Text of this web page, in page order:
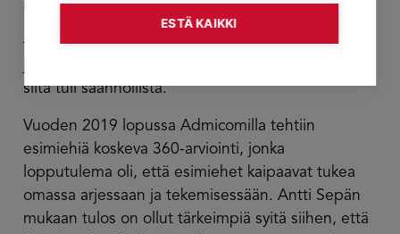
aikatauluihimme, Antti Seppä kertoo.
– Esimiesvalmennuksesta tuli hyvät palautteet,
siitä tuli säännöllistä.
Vuoden 2019 lopussa Admicomilla tehtiin
esimiehiä koskeva 360-arviointi, jonka
lopputulema oli, että esimiehet kaipaavat tukea
omassa arjessaan ja tekemisessään. Antti Sepän
mukaan tulos on ollut tärkeimpiä syitä siihen, että
ESTÄ KAIKKI